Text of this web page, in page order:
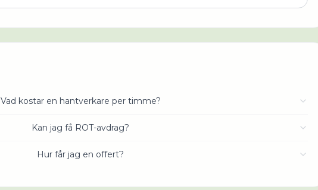
Vad kostar en hantverkare per timme?
Kan jag få ROT-avdrag?
Hur får jag en offert?